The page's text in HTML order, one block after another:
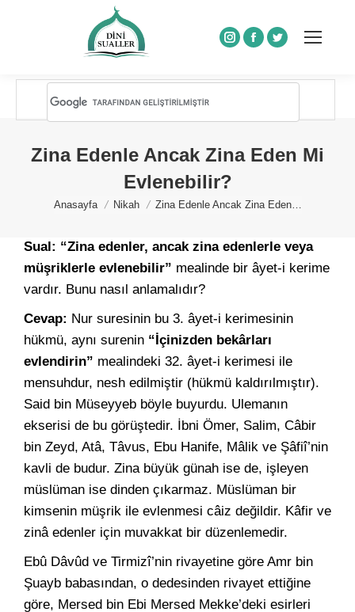
Instagram
Facebook
Twitter
Zina Edenle Ancak Zina Eden Mi
Evlenebilir?
You are here:
Anasayfa Nikah Zina Edenle Ancak Zina Eden…
Sual: “Zina edenler, ancak zina edenlerle veya
müşriklerle evlenebilir” mealinde bir âyet-i kerime
vardır. Bunu nasıl anlamalıdır?
Cevap: Nur suresinin bu 3. âyet-i kerimesinin
hükmü, aynı surenin “İçinizden bekârları
evlendirin” mealindeki 32. âyet-i kerimesi ile
mensuhdur, nesh edilmiştir (hükmü kaldırılmıştır).
Said bin Müseyyeb böyle buyurdu. Ulemanın
ekserisi de bu görüştedir. İbni Ömer, Salim, Câbir
bin Zeyd, Atâ, Tâvus, Ebu Hanife, Mâlik ve Şâfiî’nin
kavli de budur. Zina büyük günah ise de, işleyen
müslüman ise dinden çıkarmaz. Müslüman bir
kimsenin müşrik ile evlenmesi câiz değildir. Kâfir ve
zinâ edenler için muvakkat bir düzenlemedir.
Ebû Dâvûd ve Tirmizî’nin rivayetine göre Amr bin
Şuayb babasından, o dedesinden rivayet ettiğine
göre, Mersed bin Ebi Mersed Mekke’deki esirleri